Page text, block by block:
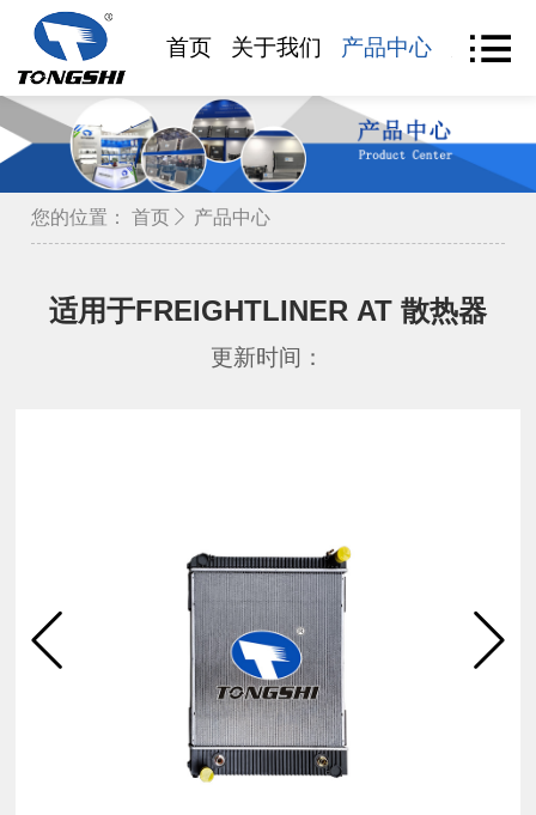
首页 关于我们 产品中心 产品查
您的位置： 首页 产品中心
适用于FREIGHTLINER AT 散热器
更新时间：
点击